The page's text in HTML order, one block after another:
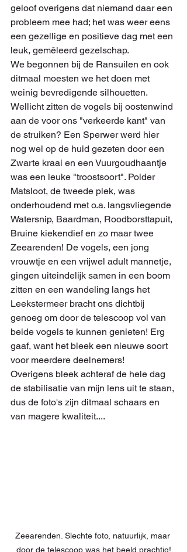
geloof overigens dat niemand daar een
probleem mee had; het was weer eens
een gezellige en positieve dag met een
leuk, gemêleerd gezelschap.
We begonnen bij de Ransuilen en ook
ditmaal moesten we het doen met
weinig bevredigende silhouetten.
Wellicht zitten de vogels bij oostenwind
aan de voor ons "verkeerde kant" van
de struiken? Een Sperwer werd hier
nog wel op de huid gezeten door een
Zwarte kraai en een Vuurgoudhaantje
was een leuke "troostsoort". Polder
Matsloot, de tweede plek, was
onderhoudend met o.a. langsvliegende
Watersnip, Baardman, Roodborsttapuit,
Bruine kiekendief en zo maar twee
Zeearenden! De vogels, een jong
vrouwtje en een vrijwel adult mannetje,
gingen uiteindelijk samen in een boom
zitten en een wandeling langs het
Leekstermeer bracht ons dichtbij
genoeg om door de telescoop vol van
beide vogels te kunnen genieten! Erg
gaaf, want het bleek een nieuwe soort
voor meerdere deelnemers!
Overigens bleek achteraf de hele dag
de stabilisatie van mijn lens uit te staan,
dus de foto's zijn ditmaal schaars en
van magere kwaliteit....
Zeearenden. Slechte foto, natuurlijk, maar
door de telescoop was het beeld prachtig!